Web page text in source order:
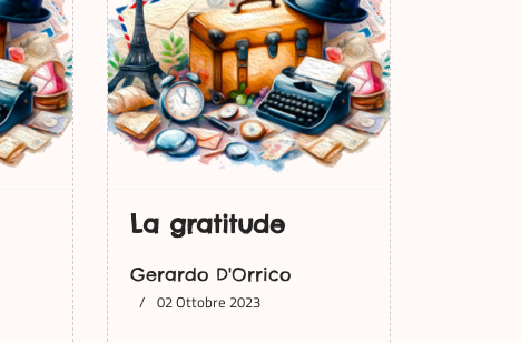
La gratitude
Gerardo D'Orrico
02 Ottobre 2023